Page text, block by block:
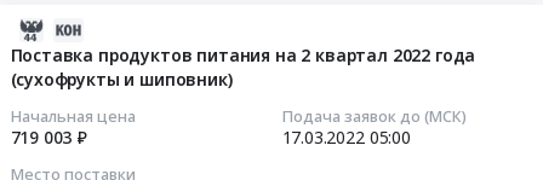
Поставка продуктов питания на 2 квартал 2022 года
(сухофрукты и шиповник)
Начальная цена
719 003 ₽
Подача заявок до (МСК)
17.03.2022 05:00
Место поставки